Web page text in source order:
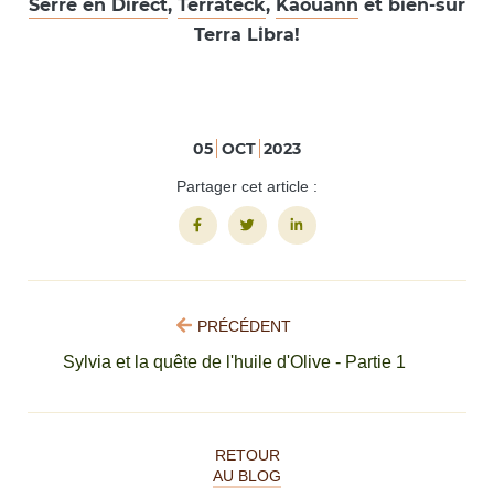
Terra Libra!
05 OCT 2023
Partager cet article :
PRÉCÉDENT
Sylvia et la quête de l'huile d'Olive - Partie 1
RETOUR
AU BLOG